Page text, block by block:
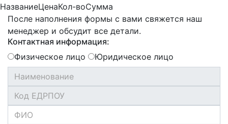
НазваниеЦенаКол-воСумма
После наполнения формы с вами свяжется наш
менеджер и обсудит все детали.
Контактная информация:
Физическое лицо
Юридическое лицо